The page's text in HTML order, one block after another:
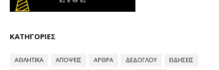
ΚΑΤΗΓΟΡΙΕΣ
ΑΘΛΗΤΙΚΑ ΑΠΟΨΕΙΣ ΑΡΘΡΑ ΔΕΔΟΓΛΟΥ
ΕΙΔΗΣΕΙΣ